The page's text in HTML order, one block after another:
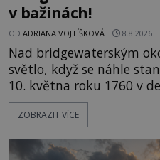
v bažinách!
OD ADRIANA VOJTÍŠKOVÁ 8.8.2026
Nad bridgewaterským
světlo, když se náhle
10. května roku 1760 v
dojde k vůbec prvnímu
přeletu UFO. Podle záznamů vyzařuje takové
jen o nějaký optický
ZOBRAZIT VÍCE